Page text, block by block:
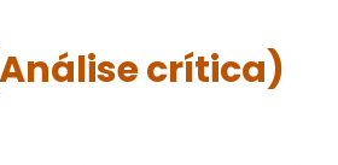
crítica)